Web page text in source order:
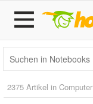
2375 Artikel in Computer